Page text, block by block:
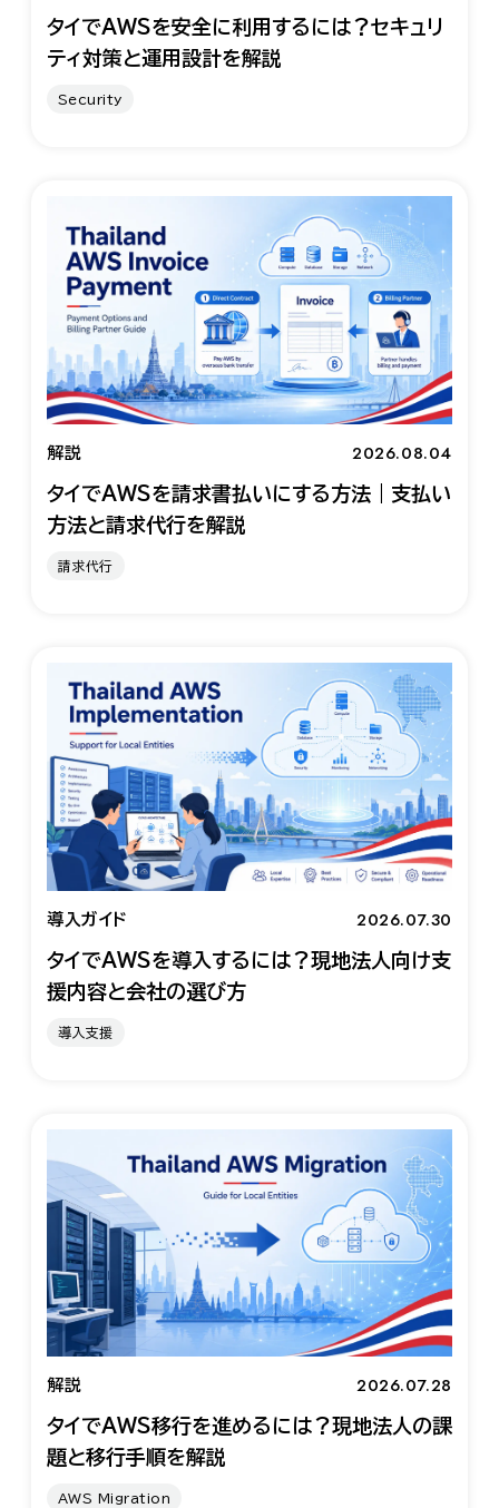
タイでAWSを安全に利用するには？セキュリ
ティ対策と運用設計を解説
Security
解説 2026.08.04
タイでAWSを請求書払いにする方法｜支払い
方法と請求代行を解説
請求代行
導入ガイド 2026.07.30
タイでAWSを導入するには？現地法人向け支
援内容と会社の選び方
導入支援
解説 2026.07.28
タイでAWS移行を進めるには？現地法人の課
題と移行手順を解説
AWS Migration